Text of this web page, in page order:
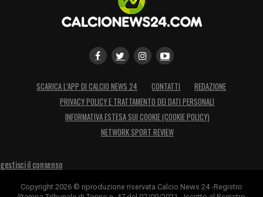
SCARICA L’APP DI CALCIO NEWS 24 CONTATTI
REDAZIONE
PRIVACY POLICY E TRATTAMENTO DEI DATI PERSONALI
INFORMATIVA ESTESA SUI COOKIE (COOKIE POLICY)
NETWORK SPORT REVIEW
gestisci il consenso
Copyright 2026 © riproduzione riservata Calcio News 24 -Registro